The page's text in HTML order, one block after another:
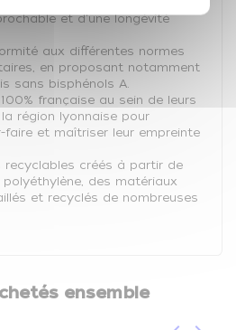
et d'une longévité
aux différentes normes
en proposant notamment
sans bisphénols A.
française au sein de leurs
région lyonnaise pour
faire et maîtriser leur empreinte
recyclables créés à partir de
des matériaux
et recyclés de nombreuses
ensemble